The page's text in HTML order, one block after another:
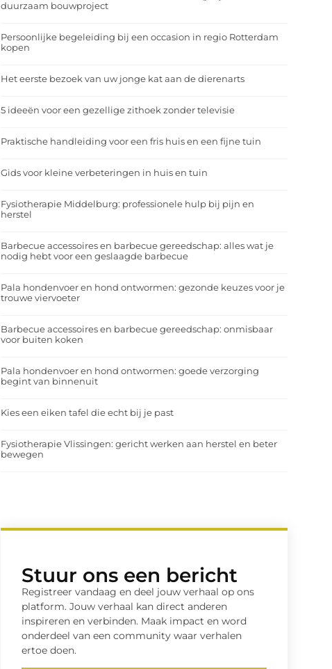
duurzaam bouwproject
Persoonlijke begeleiding bij een occasion in regio Rotterdam
kopen
Het eerste bezoek van uw jonge kat aan de dierenarts
5 ideeën voor een gezellige zithoek zonder televisie
Praktische handleiding voor een fris huis en een fijne tuin
Gids voor kleine verbeteringen in huis en tuin
Fysiotherapie Middelburg: professionele hulp bij pijn en
herstel
Barbecue accessoires en barbecue gereedschap: alles wat je
nodig hebt voor een geslaagde barbecue
Pala hondenvoer en hond ontwormen: gezonde keuzes voor je
trouwe viervoeter
Barbecue accessoires en barbecue gereedschap: onmisbaar
voor buiten koken
Pala hondenvoer en hond ontwormen: goede verzorging
begint van binnenuit
Kies een eiken tafel die echt bij je past
Fysiotherapie Vlissingen: gericht werken aan herstel en beter
bewegen
Stuur ons een bericht
Registreer vandaag en deel jouw verhaal op ons
platform. Jouw verhaal kan direct anderen
inspireren en verbinden. Maak impact en word
onderdeel van een community waar verhalen
ertoe doen.